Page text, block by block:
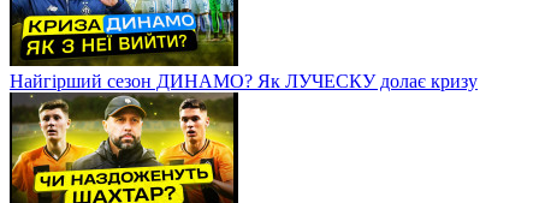
Найгірший сезон ДИНАМО? Як ЛУЧЕСКУ долає кризу